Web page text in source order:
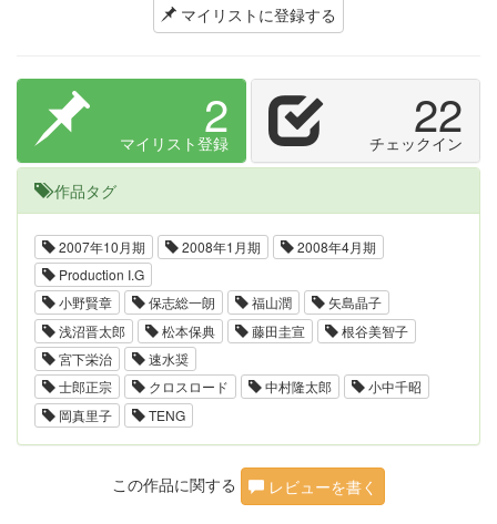
マイリストに登録する
2
マイリスト登録 22
チェックイン
作品タグ
2007年10月期 2008年1月期
2008年4月期
Production I.G
小野賢章
保志総一朗 福山潤
矢島晶子
浅沼晋太郎
松本保典 藤田圭宣
根谷美智子
宮下栄治
速水奨
士郎正宗
クロスロード 中村隆太郎
小中千昭
岡真里子
TENG
この作品に関する レビューを書く